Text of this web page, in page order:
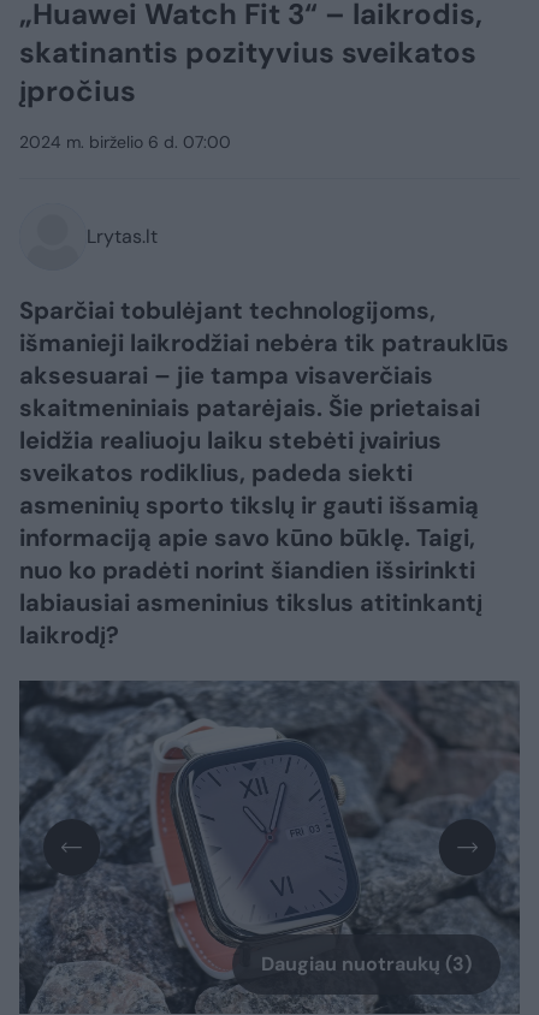
„Huawei Watch Fit 3“ – laikrodis,
skatinantis pozityvius sveikatos
įpročius
2024 m. birželio 6 d. 07:00
Lrytas.lt
Sparčiai tobulėjant technologijoms,
išmanieji laikrodžiai nebėra tik patrauklūs
aksesuarai – jie tampa visaverčiais
skaitmeniniais patarėjais. Šie prietaisai
leidžia realiuoju laiku stebėti įvairius
sveikatos rodiklius, padeda siekti
asmeninių sporto tikslų ir gauti išsamią
informaciją apie savo kūno būklę. Taigi,
nuo ko pradėti norint šiandien išsirinkti
labiausiai asmeninius tikslus atitinkantį
laikrodį?
Daugiau nuotraukų (3)